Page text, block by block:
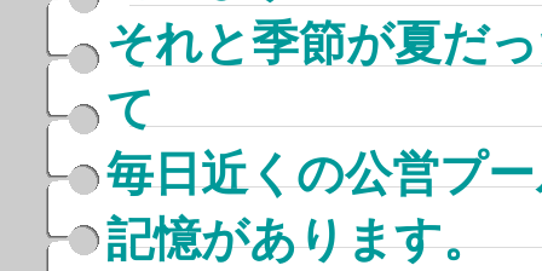
それと季節が夏だ
て
毎日近くの公営プ
記憶があります。